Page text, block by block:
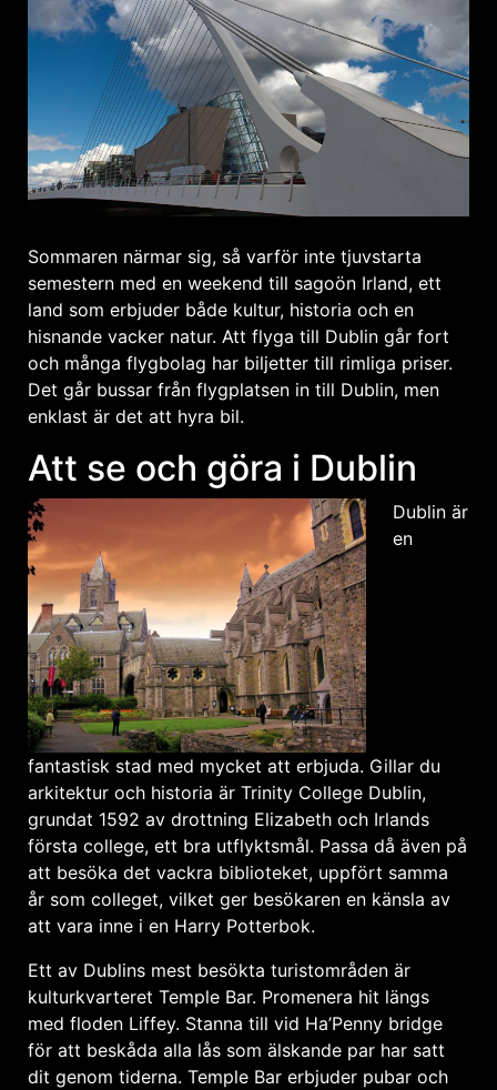
Sommaren närmar sig, så varför inte tjuvstarta
semestern med en weekend till sagoön Irland, ett
land som erbjuder både kultur, historia och en
hisnande vacker natur. Att flyga till Dublin går fort
och många flygbolag har biljetter till rimliga priser.
Det går bussar från flygplatsen in till Dublin, men
enklast är det att hyra bil.
Att se och göra i Dublin
Dublin är
en
fantastisk stad med mycket att erbjuda. Gillar du
arkitektur och historia är Trinity College Dublin,
grundat 1592 av drottning Elizabeth och Irlands
första college, ett bra utflyktsmål. Passa då även på
att besöka det vackra biblioteket, uppfört samma
år som colleget, vilket ger besökaren en känsla av
att vara inne i en Harry Potterbok.
Ett av Dublins mest besökta turistområden är
kulturkvarteret Temple Bar. Promenera hit längs
med floden Liffey. Stanna till vid Ha’Penny bridge
för att beskåda alla lås som älskande par har satt
dit genom tiderna. Temple Bar erbjuder pubar och